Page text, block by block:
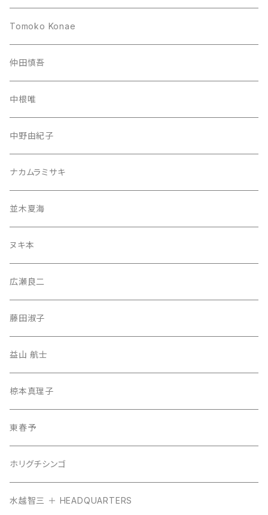
Tomoko Konae
仲田慎吾
中根唯
中野由紀子
ナカムラミサキ
並木夏海
ヌキ本
広瀬良二
藤田淑子
益山 航士
椋本真理子
東春予
ホリグチシンゴ
水越智三 ＋ HEADQUARTERS